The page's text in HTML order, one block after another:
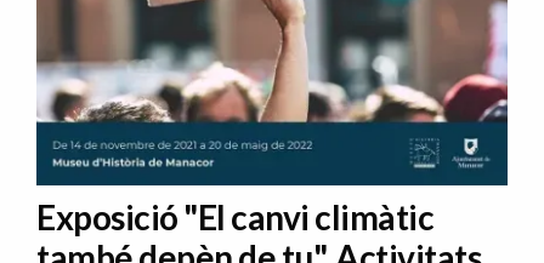
Exposició "El canvi climàtic